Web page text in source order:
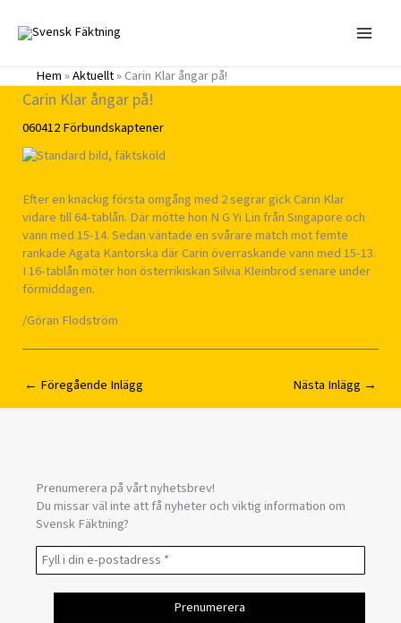
innehåll
Hem»Aktuellt»Carin Klar ångar på!
Carin Klar ångar på!
060412Förbundskaptener
Efter en knackig första omgång med 2 segrar gick Carin Klar
vidare till 64-tablån. Där mötte hon N G Yi Lin från Singapore och
vann med 15-14. Sedan väntade en svårare match mot femte
rankade Agata Kantorska där Carin överraskande vann med 15-13.
I 16-tablån möter hon österrikiskan Silvia Kleinbrod senare under
förmiddagen.
/Göran Flodström
← Föregående Inlägg Nästa Inlägg →
Prenumerera på vårt nyhetsbrev!
Du missar väl inte att få nyheter och viktig information om
Svensk Fäktning?